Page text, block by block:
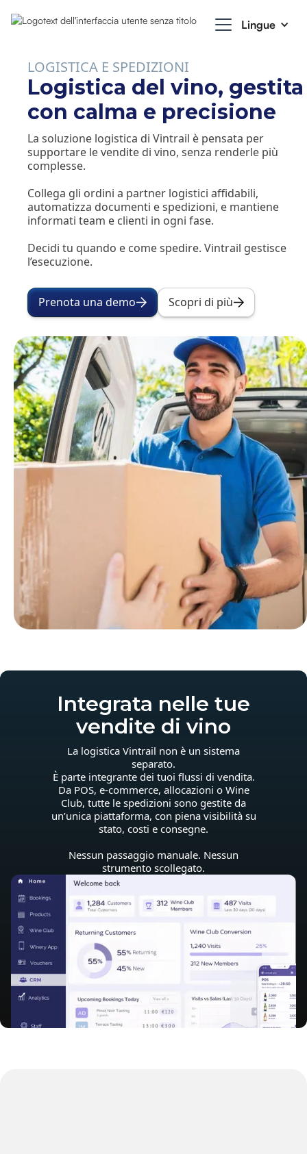
Lingue
LOGISTICA E SPEDIZIONI
Logistica del vino, gestita
con calma e precisione
La soluzione logistica di Vintrail è pensata per
supportare le vendite di vino, senza renderle più
complesse.
Collega gli ordini a partner logistici affidabili,
automatizza documenti e spedizioni, e mantiene
informati team e clienti in ogni fase.
Decidi tu quando e come spedire. Vintrail gestisce
l’esecuzione.
Prenota una demo Scopri di più
Integrata nelle tue
vendite di vino
La logistica Vintrail non è un sistema
separato.
È parte integrante dei tuoi flussi di vendita.
Da POS, e-commerce, allocazioni o Wine
Club, tutte le spedizioni sono gestite da
un’unica piattaforma, con piena visibilità su
stato, costi e consegne.
Nessun passaggio manuale. Nessun
strumento scollegato.